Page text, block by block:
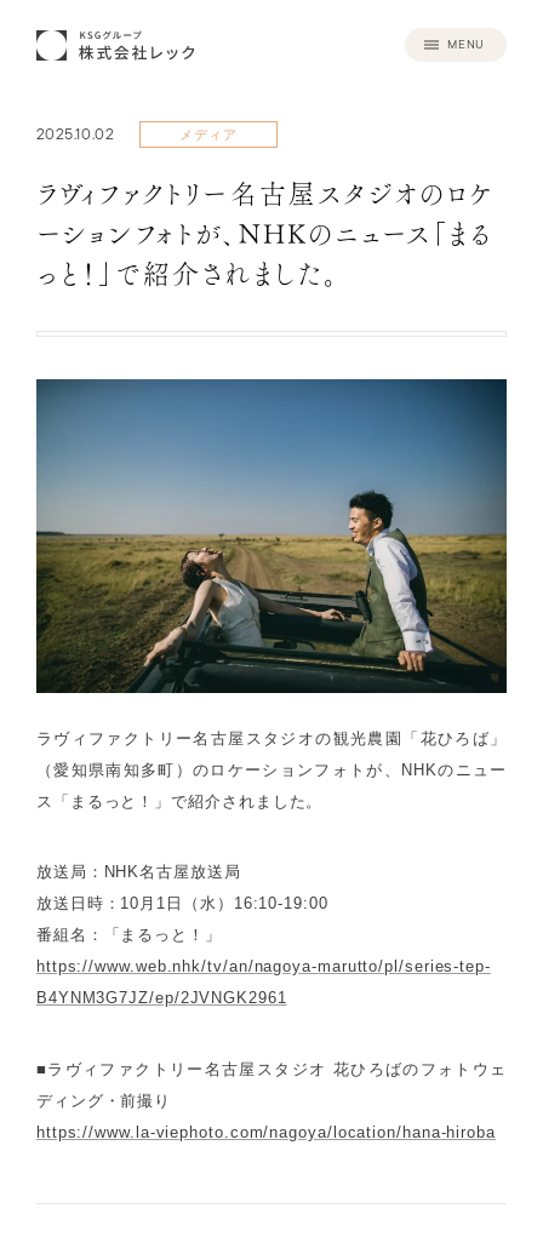
MENU
2025.10.02 メディア
ラヴィファクトリー名古屋スタジオのロケ
ーションフォトが、NHKのニュース「まる
っと！」で紹介されました。
ラヴィファクトリー名古屋スタジオの観光農園「花ひろば」
（愛知県南知多町）のロケーションフォトが、NHKのニュー
ス「まるっと！」で紹介されました。
放送局：NHK名古屋放送局
放送日時：10月1日（水）16:10-19:00
番組名：「まるっと！」
https://www.web.nhk/tv/an/nagoya-marutto/pl/series-tep-
B4YNM3G7JZ/ep/2JVNGK2961
■ラヴィファクトリー名古屋スタジオ 花ひろばのフォトウェ
ディング・前撮り
https://www.la-viephoto.com/nagoya/location/hana-hiroba